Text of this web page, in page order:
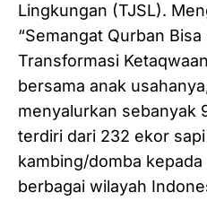
Lingkungan (TJSL).
“Semangat Qurban
Transformasi
bersama anak
menyalurkan sebanyak
terdiri dari 232 ekor
kambing/domba
berbagai wilayah